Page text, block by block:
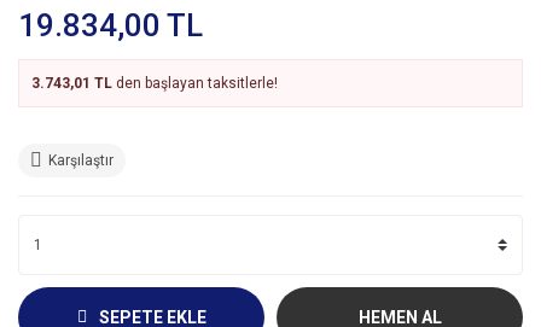
19.834,00 TL
3.743,01 TL den başlayan taksitlerle!
Karşılaştır
SEPETE EKLE HEMEN AL